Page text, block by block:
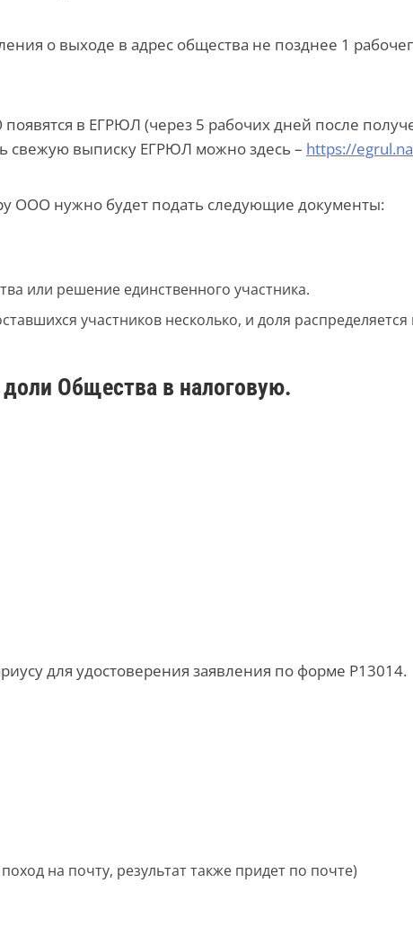
о выходе в адрес общества не позднее 1
в ЕГРЮЛ (через 5 рабочих дней после
свежую выписку ЕГРЮЛ можно здесь – https://
ООО нужно будет подать следующие документы:
или решение единственного участника.
участников несколько, и доля
Общества в налоговую.
для удостоверения заявления по форме Р13014.
на почту, результат также придет по почте)